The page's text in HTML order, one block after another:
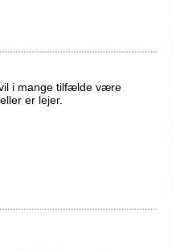
i mange tilfælde være
er lejer.